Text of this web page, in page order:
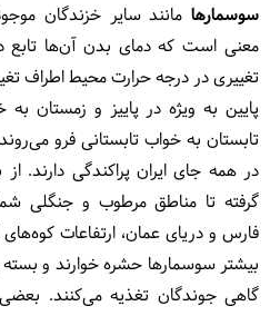
سوسمارها مانند سایر خزندگان
معنی است که دمای بدن آن‌ها تابع
تغییری در درجه حرارت محیط اطراف
پایین به‌ ویژه در پاییز و زمستان
تابستان به خواب تابستانی فرو
در همه جای ایران پراکندگی دارند.
گرفته تا مناطق مرطوب و جنگلی
فارس و دریای عمان، ارتفاعات
بیشتر سوسمارها حشره خوارند و بسته
گاهی جوندگان تغذیه می‌کنند.